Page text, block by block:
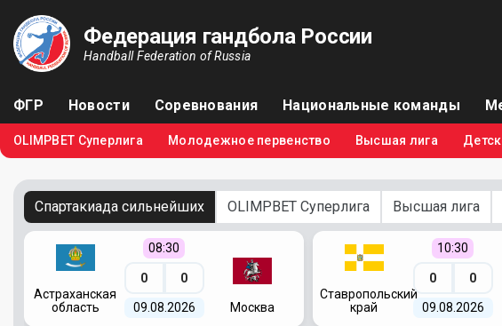
Федерация гандбола России
Handball Federation of Russia
ФГР Новости Соревнования Национальные команды
OLIMPBET Суперлига Молодежное первенство Высшая лига
Спартакиада сильнейших OLIMPBET Суперлига Высшая лига
Астраханская
область
08:30
0 0
09.08.2026 Москва
Ставропольский
край
10:30
0 0
09.08.2026